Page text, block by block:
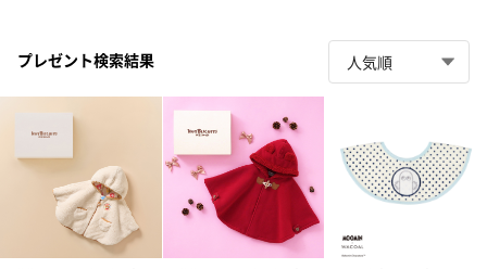
プレゼント検索結果